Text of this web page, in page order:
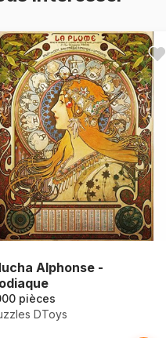
Alphonse -
pièces
DToys